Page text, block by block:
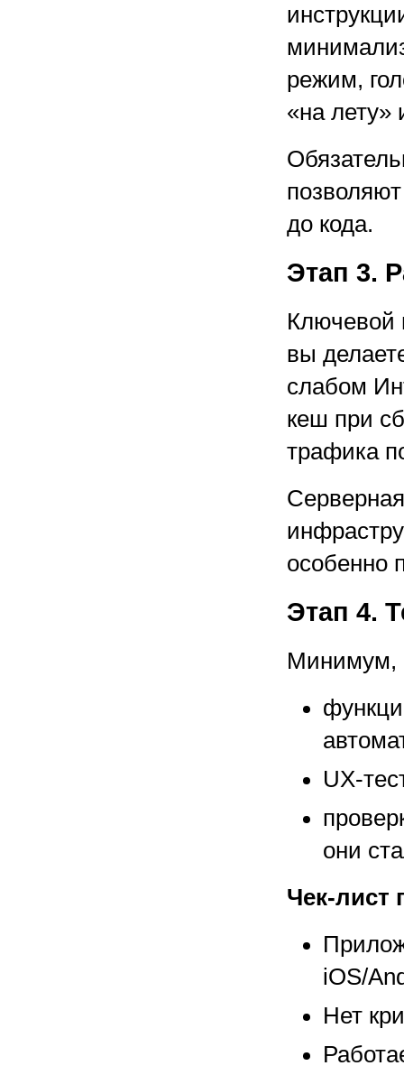
режим,
«на лету»
до кода.
Этап 3.
Ключевой
вы
слабом
кеш при
трафика
особенно
Этап 4.
Минимум,
UX-
они
Чек-лист
iOS/
Нет